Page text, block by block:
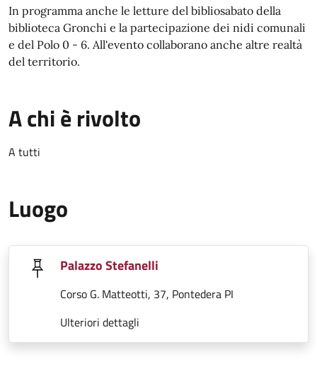
In programma anche le letture del bibliosabato della
biblioteca Gronchi e la partecipazione dei nidi comunali
e del Polo 0 - 6. All'evento collaborano anche altre realtà
del territorio.
A chi è rivolto
A tutti
Luogo
Palazzo Stefanelli
Corso G. Matteotti, 37, Pontedera PI
Ulteriori dettagli